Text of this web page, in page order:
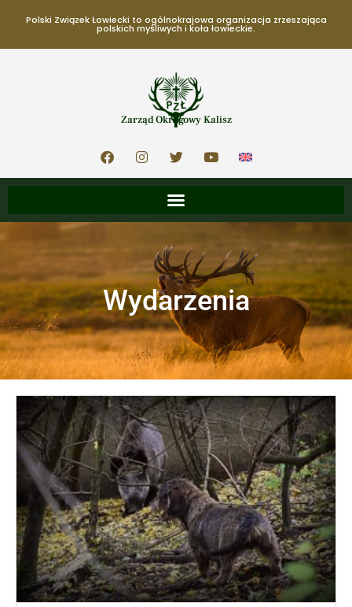
Polski Związek Łowiecki to ogólnokrajowa organizacja zrzeszająca
polskich myśliwych i koła łowieckie.
Zarząd Okręgowy Kalisz
Wydarzenia